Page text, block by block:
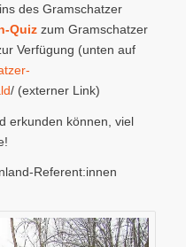
des Gramschatzer
Quizzum Gramschatzer
Verfügung (unten auf
/ (externer Link)
erkunden können, viel
Referent:innen